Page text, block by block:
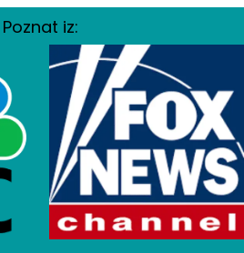
Poznat iz: